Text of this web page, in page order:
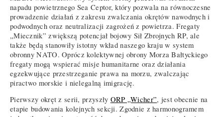
napadu powietrznego Sea Ceptor, który pozwala na równoczesne
prowadzenie działań z zakresu zwalczania okrętów nawodnych i
podwodnych oraz neutralizacji zagrożeń z powietrza. Fregaty
„Miecznik” zwiększą potencjał bojowy Sił Zbrojnych RP, ale
także będą stanowiły istotny wkład naszego kraju w system
obronny NATO. Oprócz kolektywnej obrony Morza Bałtyckiego
fregaty mogą wspierać misje humanitarne oraz działania
egzekwujące przestrzeganie prawa na morzu, zwalczając
piractwo morskie i nielegalną imigrację.
Pierwszy okręt z serii, przyszły ORP „Wicher”, jest obecnie na
etapie budowania kolejnych sekcji. Zgodnie z harmonogramem